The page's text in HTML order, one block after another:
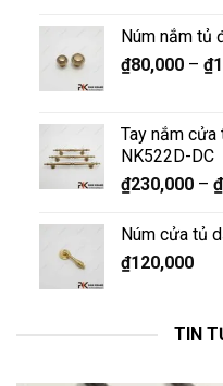
Núm nắm tủ
₫80,000– ₫
Tay nắm
NK522D-DC
₫230,000– ₫
Núm cửa tủ
₫120,000
TIN